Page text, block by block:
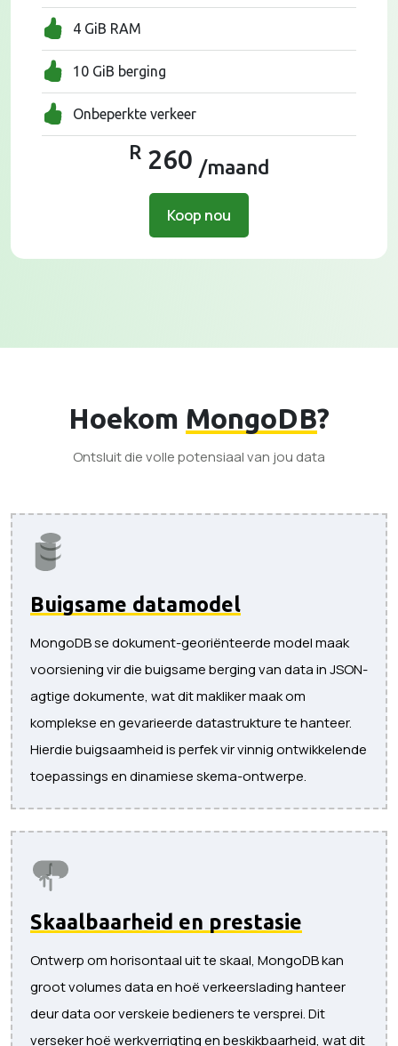
4 GiB RAM
10 GiB berging
Onbeperkte verkeer
R260 /maand
Koop nou
Hoekom MongoDB?
Ontsluit die volle potensiaal van jou data
Buigsame datamodel
MongoDB se dokument-georiënteerde model maak
voorsiening vir die buigsame berging van data in JSON-
agtige dokumente, wat dit makliker maak om
komplekse en gevarieerde datastrukture te hanteer.
Hierdie buigsaamheid is perfek vir vinnig ontwikkelende
toepassings en dinamiese skema-ontwerpe.
Skaalbaarheid en prestasie
Ontwerp om horisontaal uit te skaal, MongoDB kan
groot volumes data en hoë verkeerslading hanteer
deur data oor verskeie bedieners te versprei. Dit
verseker hoë werkverrigting en beskikbaarheid, wat dit